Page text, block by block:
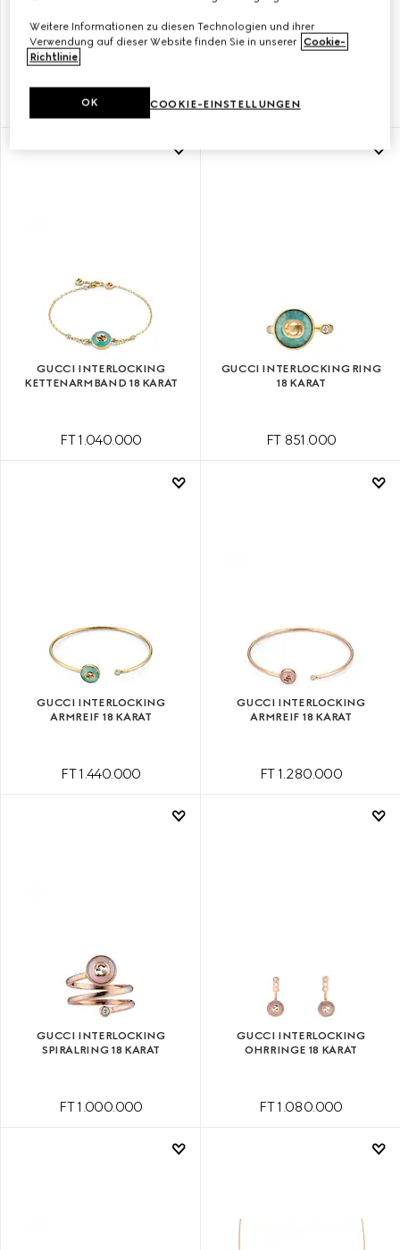
GUCCI INTERLOCKING
HALSKETTE MIT ANHÄNGER
18 KARAT
FT 1.240.000
GUCCI INTERLOCKING
OHRRINGE 18 KARAT
FT 1.180.000
GUCCI INTERLOCKING
KETTENARMBAND 18 KARAT
FT 1.040.000
GUCCI INTERLOCKING RING
18 KARAT
FT 851.000
GUCCI INTERLOCKING
ARMREIF 18 KARAT
FT 1.440.000
GUCCI INTERLOCKING
ARMREIF 18 KARAT
FT 1.280.000
GUCCI INTERLOCKING
SPIRALRING 18 KARAT
FT 1.000.000
GUCCI INTERLOCKING
OHRRINGE 18 KARAT
FT 1.080.000
Weitere Informationen zu diesen Technologien und ihrer
Verwendung auf dieser Website finden Sie in unserer Cookie-
Richtlinie.
COOKIE-EINSTELLUNGEN
OK